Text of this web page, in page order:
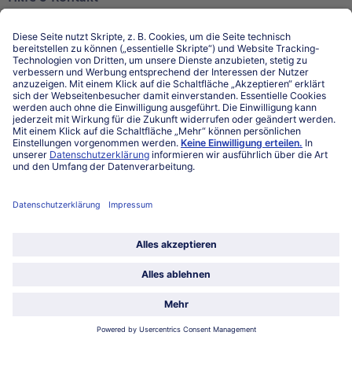
Kontakt
FAQ
Service
Unternehmen